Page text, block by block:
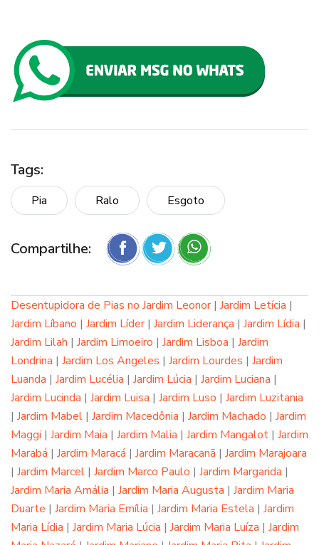
Tags:
Pia Ralo Esgoto
Compartilhe:
Desentupidora de Pias no Jardim Leonor| Jardim Letícia |
Jardim Líbano | Jardim Líder| Jardim Liderança | Jardim Lídia |
Jardim Lilah | Jardim Limoeiro | Jardim Lisboa | Jardim
Londrina | Jardim Los Angeles | Jardim Lourdes | Jardim
Luanda | Jardim Lucélia | Jardim Lúcia | Jardim Luciana |
Jardim Lucinda | Jardim Luisa | Jardim Luso | Jardim Luzitania
| Jardim Mabel | Jardim Macedônia | Jardim Machado | Jardim
Maggi | Jardim Maia | Jardim Malia | Jardim Mangalot | Jardim
Marabá | Jardim Maracá | Jardim Maracanã | Jardim Marajoara
| Jardim Marcel | Jardim Marco Paulo | Jardim Margarida |
Jardim Maria Amália | Jardim Maria Augusta | Jardim Maria
Duarte | Jardim Maria Emília | Jardim Maria Estela | Jardim
Maria Lídia | Jardim Maria Lúcia | Jardim Maria Luíza | Jardim